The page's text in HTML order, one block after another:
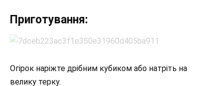
Приготування:
Огірок наріжте дрібним кубиком або натріть на
велику терку.